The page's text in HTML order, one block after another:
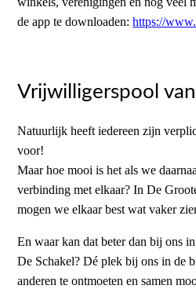
de app te downloaden:https://
Vrijwilligerspool
Natuurlijk heeft iedereen zijn
voor!
Maar hoe mooi is het als we
verbinding met elkaar? In De
mogen we elkaar best wat vaker
En waar kan dat beter dan bij ons
De Schakel? Dé plek bij ons in de
anderen te ontmoeten en samen